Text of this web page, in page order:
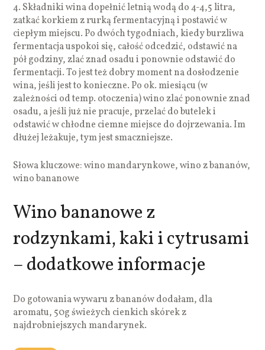
4. Składniki wina dopełnić letnią wodą do 4-4,5 litra,
zatkać korkiem z rurką fermentacyjną i postawić w
ciepłym miejscu. Po dwóch tygodniach, kiedy burzliwa
fermentacja uspokoi się, całość odcedzić, odstawić na
pół godziny, zlać znad osadu i ponownie odstawić do
fermentacji. To jest też dobry moment na dosłodzenie
wina, jeśli jest to konieczne. Po ok. miesiącu (w
zależności od temp. otoczenia) wino zlać ponownie znad
osadu, a jeśli już nie pracuje, przelać do butelek i
odstawić w chłodne ciemne miejsce do dojrzewania. Im
dłużej leżakuje, tym jest smaczniejsze.
Słowa kluczowe: wino mandarynkowe, wino z bananów,
wino bananowe
Wino bananowe z
rodzynkami, kaki i cytrusami
– dodatkowe informacje
Do gotowania wywaru z bananów dodałam, dla
aromatu, 50g świeżych cienkich skórek z
najdrobniejszych mandarynek.